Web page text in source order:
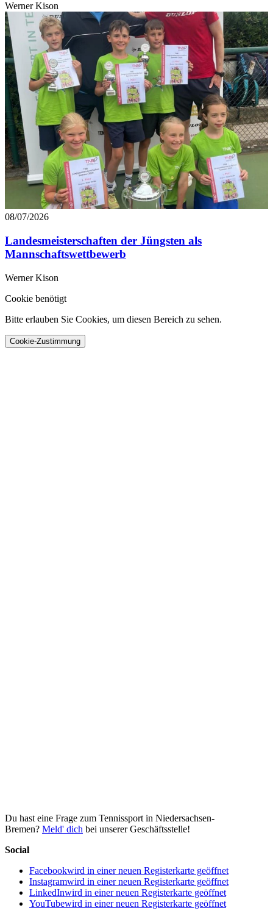
Werner Kison
08/07/2026
Landesmeisterschaften der Jüngsten als
Mannschaftswettbewerb
Werner Kison
Cookie benötigt
Bitte erlauben Sie Cookies, um diesen Bereich zu sehen.
Cookie-Zustimmung
Du hast eine Frage zum Tennissport in Niedersachsen-
Bremen? Meld' dich bei unserer Geschäftsstelle!
Social
Facebookwird in einer neuen Registerkarte geöffnet
Instagramwird in einer neuen Registerkarte geöffnet
LinkedInwird in einer neuen Registerkarte geöffnet
YouTubewird in einer neuen Registerkarte geöffnet